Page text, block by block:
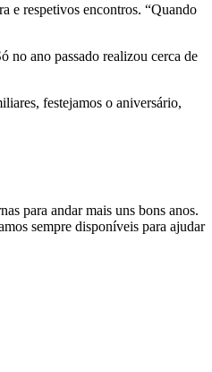
e respetivos encontros. “Quando
no ano passado realizou cerca de
festejamos o aniversário,
para andar mais uns bons anos.
sempre disponíveis para ajudar